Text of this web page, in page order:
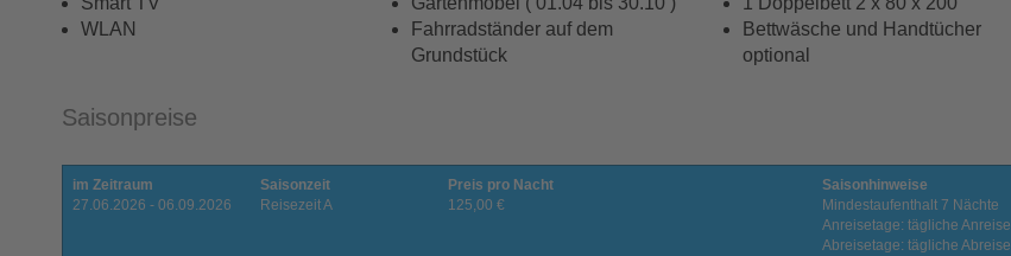
WLAN
Fahrradständer auf dem
Grundstück
Bettwäsche und Handtücher
optional
Saisonpreise
im Zeitraum
27.06.2026 - 06.09.2026
Saisonzeit
Reisezeit A
Preis pro Nacht
125,00 €
Saisonhinweise
Mindestaufenthalt 7 Nächte
Anreisetage: tägliche Anreise
Abreisetage: tägliche Abreise